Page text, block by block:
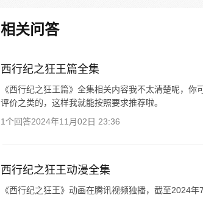
位，小狼妖白狼不辞万难，找到唐三藏
大法师，和他一起重新寻回徒弟们，组
旅……
相关问答
西行纪之狂王篇全集
《西行纪之狂王篇》全集相关内容我不太清楚呢，
评价之类的，这样我就能按照要求推荐啦。
1个回答2024年11月02日 23:36
西行纪之狂王动漫全集
《西行纪之狂王》动画在腾讯视频独播，截至2024